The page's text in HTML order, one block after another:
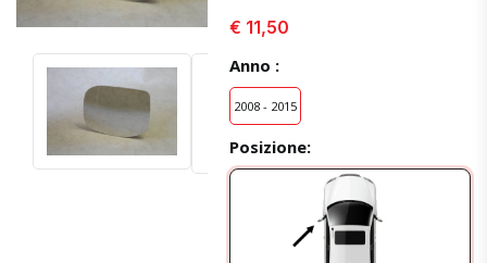
€ 11,50
Anno :
2008 - 2015
Posizione: